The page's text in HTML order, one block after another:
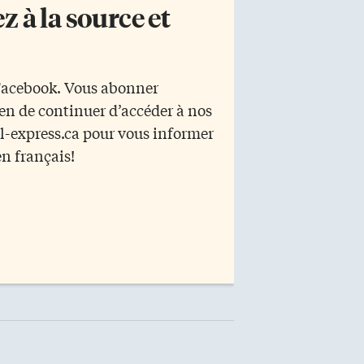
à la source et
Vous abonner
de continuer d’accéder à nos
express.ca pour vous informer
français!